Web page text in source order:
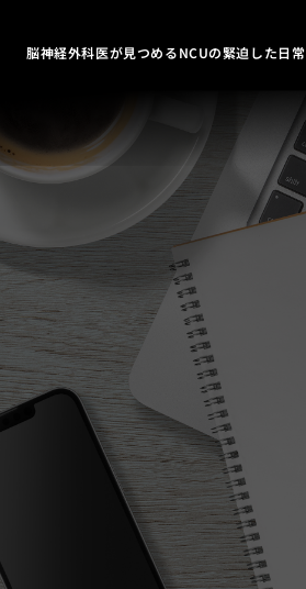
脳神経外科医が見つめるNCUの緊迫した日常